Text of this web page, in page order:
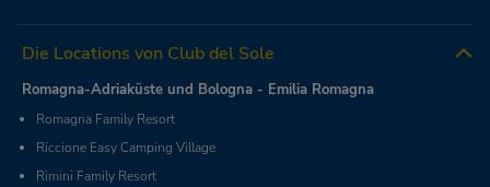
Die Locations von Club del Sole
Romagna-Adriaküste und Bologna - Emilia Romagna
Romagna Family Resort
Riccione Easy Camping Village
Rimini Family Resort